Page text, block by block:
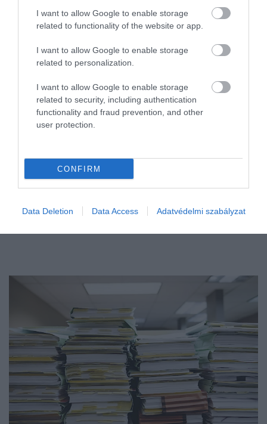
I want to allow Google to enable storage
related to functionality of the website or app.
I want to allow Google to enable storage
related to personalization.
I want to allow Google to enable storage
related to security, including authentication
functionality and fraud prevention, and other
user protection.
CONFIRM
Data Deletion Data Access Adatvédelmi szabályzat
Több mint fél évszázad után bezárt a Balaton
legendás üzeme
Egykor teherautók álltak sorban Balatonbogláron, hogy
mindenfelé az országban – és még azon túl is – szétszórják az itt
készült italokat. Napjainkban azonban már csak a csend uralja a
BB üzemét…